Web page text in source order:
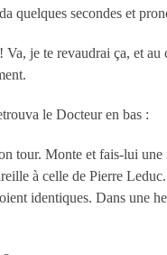
quelques secondes et
Va, je te revaudrai ça, et au
le Docteur en bas :
tour. Monte et fais-lui une
à celle de Pierre
identiques. Dans une